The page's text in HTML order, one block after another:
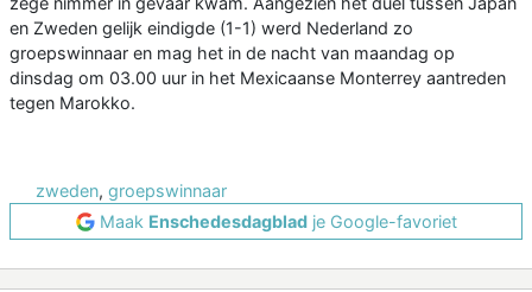
en Zweden gelijk eindigde (1-1) werd Nederland zo
groepswinnaar en mag het in de nacht van maandag op
dinsdag om 03.00 uur in het Mexicaanse Monterrey aantreden
tegen Marokko.
zweden, groepswinnaar
Maak Enschedesdagbladje Google-favoriet